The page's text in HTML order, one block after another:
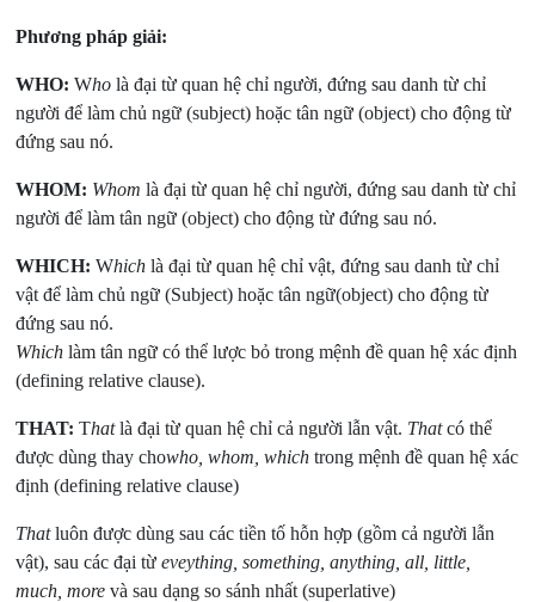
Phương pháp giải:
WHO: Who là đại từ quan hệ chỉ người, đứng sau danh từ chỉ
người để làm chủ ngữ (subject) hoặc tân ngữ (object) cho động từ
đứng sau nó.
WHOM: Whom là đại từ quan hệ chỉ người, đứng sau danh từ chỉ
người để làm tân ngữ (object) cho động từ đứng sau nó.
WHICH: Which là đại từ quan hệ chỉ vật, đứng sau danh từ chỉ
vật để làm chủ ngữ (Subject) hoặc tân ngữ(object) cho động từ
đứng sau nó.
Which làm tân ngữ có thể lược bỏ trong mệnh đề quan hệ xác định
(defining relative clause).
THAT: Thatlà đại từ quan hệ chỉ cả người lẫn vật. Thatcó thể
được dùng thay chowho, whom, which trong mệnh đề quan hệ xác
định (defining relative clause)
Thatluôn được dùng sau các tiền tố hỗn hợp (gồm cả người lẫn
vật), sau các đại từeveything, something, anything, all, little,
much, more và sau dạng so sánh nhất (superlative)